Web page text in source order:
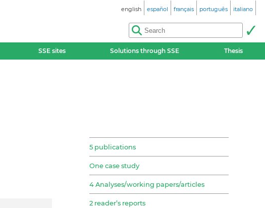
english español français português italiano
SSE sites Solutions through SSE Thesis
5 publications
One case study
4 Analyses/working papers/articles
2 reader’s reports